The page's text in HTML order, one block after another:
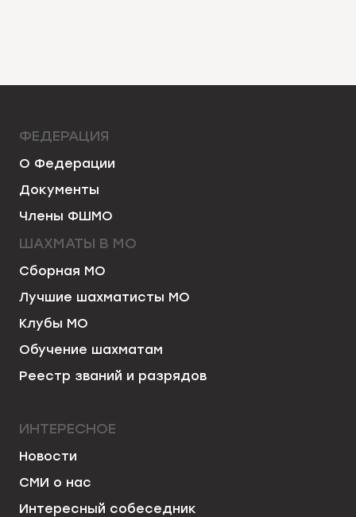
ФЕДЕРАЦИЯ
О Федерации
Документы
Члены ФШМО
ШАХМАТЫ В МО
Сборная МО
Лучшие шахматисты МО
Клубы МО
Обучение шахматам
Реестр званий и разрядов
ИНТЕРЕСНОЕ
Новости
СМИ о нас
Интересный собеседник